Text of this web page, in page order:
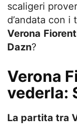
scaligeri
d’andata con
Verona
Dazn?
Verona
vederla:
La partita tra